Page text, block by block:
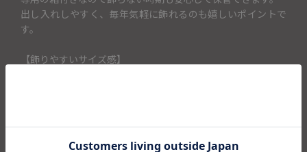
出し入れしやすく、毎年気軽に飾れるのも嬉しいポイントで
す。
【飾りやすいサイズ感】
【飾り方・楽しみ方】